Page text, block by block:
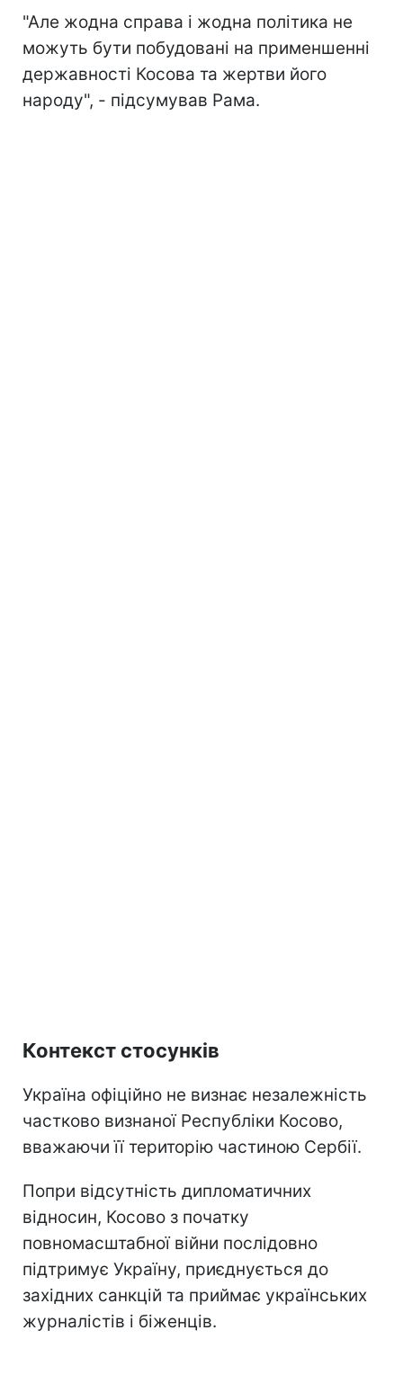
"Але жодна справа і жодна політика не
можуть бути побудовані на применшенні
державності Косова та жертви його
народу", - підсумував Рама.
Контекст стосунків
Україна офіційно не визнає незалежність
частково визнаної Республіки Косово,
вважаючи її територію частиною Сербії.
Попри відсутність дипломатичних
відносин, Косово з початку
повномасштабної війни послідовно
підтримує Україну, приєднується до
західних санкцій та приймає українських
журналістів і біженців.